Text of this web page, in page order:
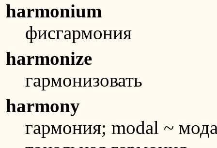
harmonium
фисгармония
harmonize
гармонизовать
harmony
гармония; modal ~